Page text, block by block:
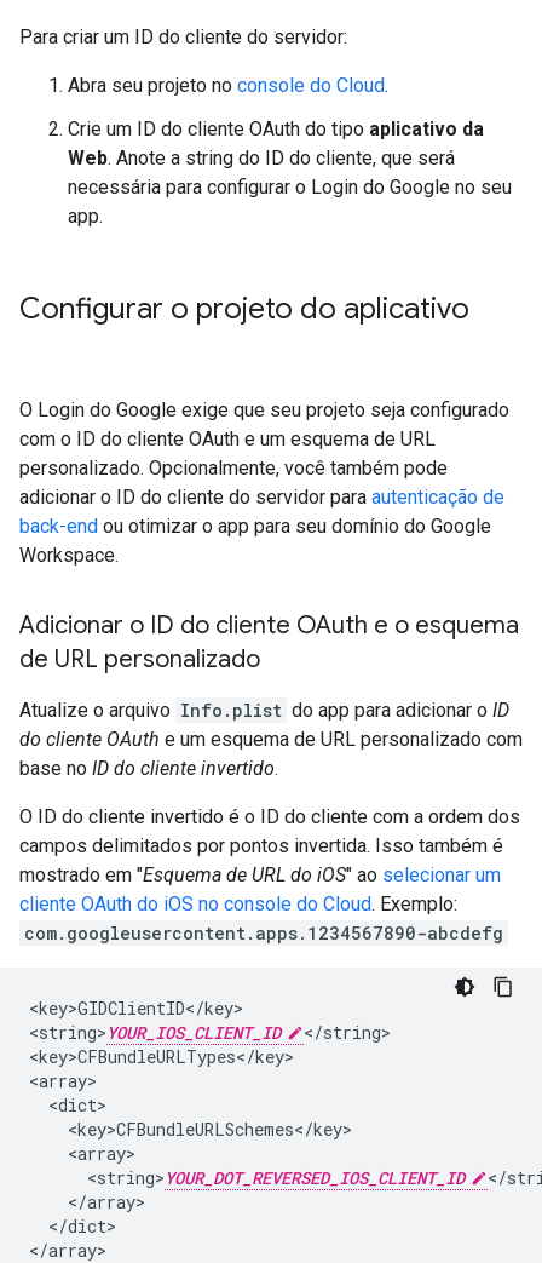
Para criar um ID do cliente do servidor:
Abra seu projeto no console do Cloud.
Crie um ID do cliente OAuth do tipo aplicativo da
Web. Anote a string do ID do cliente, que será
necessária para configurar o Login do Google no seu
app.
Configurar o projeto do aplicativo
O Login do Google exige que seu projeto seja configurado
com o ID do cliente OAuth e um esquema de URL
personalizado. Opcionalmente, você também pode
adicionar o ID do cliente do servidor para autenticação de
back-end ou otimizar o app para seu domínio do Google
Workspace.
Adicionar o ID do cliente OAuth e o esquema
de URL personalizado
Atualize o arquivo Info.plist do app para adicionar o ID
do cliente OAuth e um esquema de URL personalizado com
base no ID do cliente invertido.
O ID do cliente invertido é o ID do cliente com a ordem dos
campos delimitados por pontos invertida. Isso também é
mostrado em "Esquema de URL do iOS" ao selecionar um
cliente OAuth do iOS no console do Cloud. Exemplo:
com.googleusercontent.apps.1234567890-abcdefg
<key>GIDClientID</key>
<string> YOUR_IOS_CLIENT_ID
</string>
<key>CFBundleURLTypes</key>
<array>
  <dict>
    <key>CFBundleURLSchemes</key>
    <array>
      <string>
YOUR_DOT_REVERSED_IOS_CLIENT_ID
</
    </array>
  </dict>
</array>